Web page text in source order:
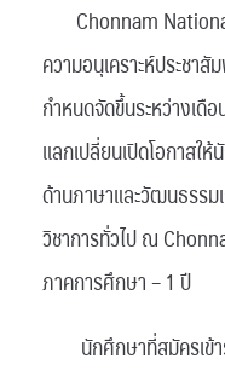
Chonnam
ความอนุเคราะห์ประชา
กำหนดจัดขึ้นระหว่างเดื
แลกเปลี่ยนเปิดโอกาสใ
ด้านภาษาและวัฒนธรรม
วิชาการทั่วไป ณ
ภาคการศึกษา – 1 ปี
นักศึกษาที่สมัครเข้า